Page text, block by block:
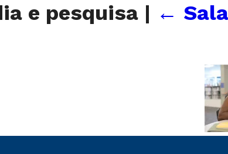
e pesquisa | ←